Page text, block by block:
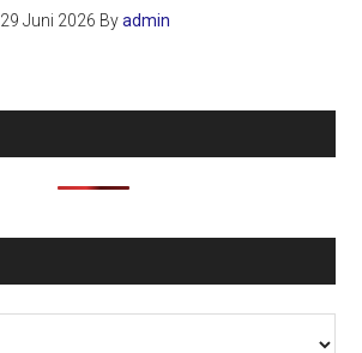
29 Juni 2026 Byadmin